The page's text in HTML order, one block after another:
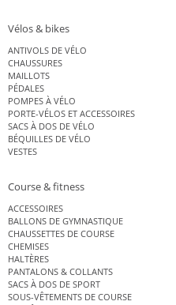
Vélos & bikes
ANTIVOLS DE VÉLO
CHAUSSURES
MAILLOTS
PÉDALES
POMPES À VÉLO
PORTE-VÉLOS ET ACCESSOIRES
SACS À DOS DE VÉLO
BÉQUILLES DE VÉLO
VESTES
Course & fitness
ACCESSOIRES
BALLONS DE GYMNASTIQUE
CHAUSSETTES DE COURSE
CHEMISES
HALTÈRES
PANTALONS & COLLANTS
SACS À DOS DE SPORT
SOUS-VÊTEMENTS DE COURSE